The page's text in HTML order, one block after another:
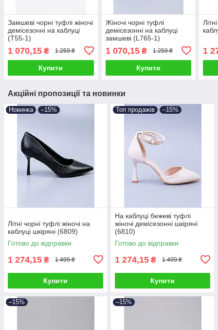
Замшеві чорні туфлі жіночі
демісезонні на каблуці
(T55-1)
1 070,15 ₴ 1 259 ₴
Купити
Жіночі чорні туфлі
демісезонні на каблуці
замшеві (L765-1)
1 070,15₴ 1 259 ₴
Купити
1
Акційні пропозиції та новинки
Новинка –15%
Літні чорні туфлі жіночі на
каблуці шкіряні (6809)
Готово до відправки
1 274,15 ₴ 1 499 ₴
Купити
Топ продажів –15%
На каблуці бежеві туфлі
жіночі демісезонні шкіряні
(6810)
Готово до відправки
1 274,15 ₴ 1 499 ₴
Купити
–15% –15%